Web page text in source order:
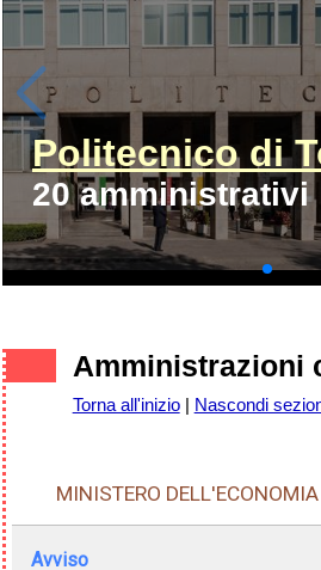
Politecnico di
20 amministrativi
Amministrazioni
Torna all'inizio| Nascondi
MINISTERO
Avviso